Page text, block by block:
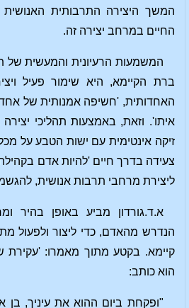
המשך היצירה התרבותית
החיים במרחב יצירה זה.
המשמעות הרעיונית והמעשית של
ברת הקיימא, היא שימור פעיל
האחדותית, 'חשיפה אמנותית של
איתו'. וזאת, באמצעות תהליכי
זיקה אינטימית עם ישות הטבע על
צעידה בדרך חיים 'להיות אדם
ליצירת מרחבי תרבות אנושית,
א.ד.גורדון מביע באופן בהיר
הנדרש מהאדם, כדי ליצור ולפעול
קיימא. בקטע מתוך מאמרו:
הוא כותב:
"ופקחת ביום ההוא את עיניך,